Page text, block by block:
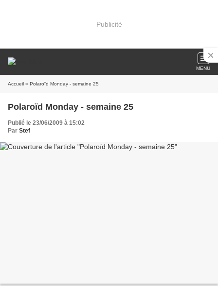
Publicité
MENU
Accueil » Polaroïd Monday - semaine 25
Polaroïd Monday - semaine 25
Publié le 23/06/2009 à 15:02
Par Stef